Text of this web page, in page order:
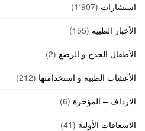
استشارات (1٬907)
الأخبار الطبية (155)
الأطفال الخدج و الرضع (2)
الأعشاب الطبية و استخدامتها (212)
الارداف – المؤخرة (6)
الاسعافات الأولية (41)